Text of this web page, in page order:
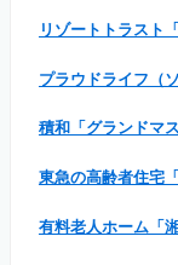
リゾートトラスト
プラウドライフ（
積和「グランドマス
東急の高齢者住宅
有料老人ホーム「